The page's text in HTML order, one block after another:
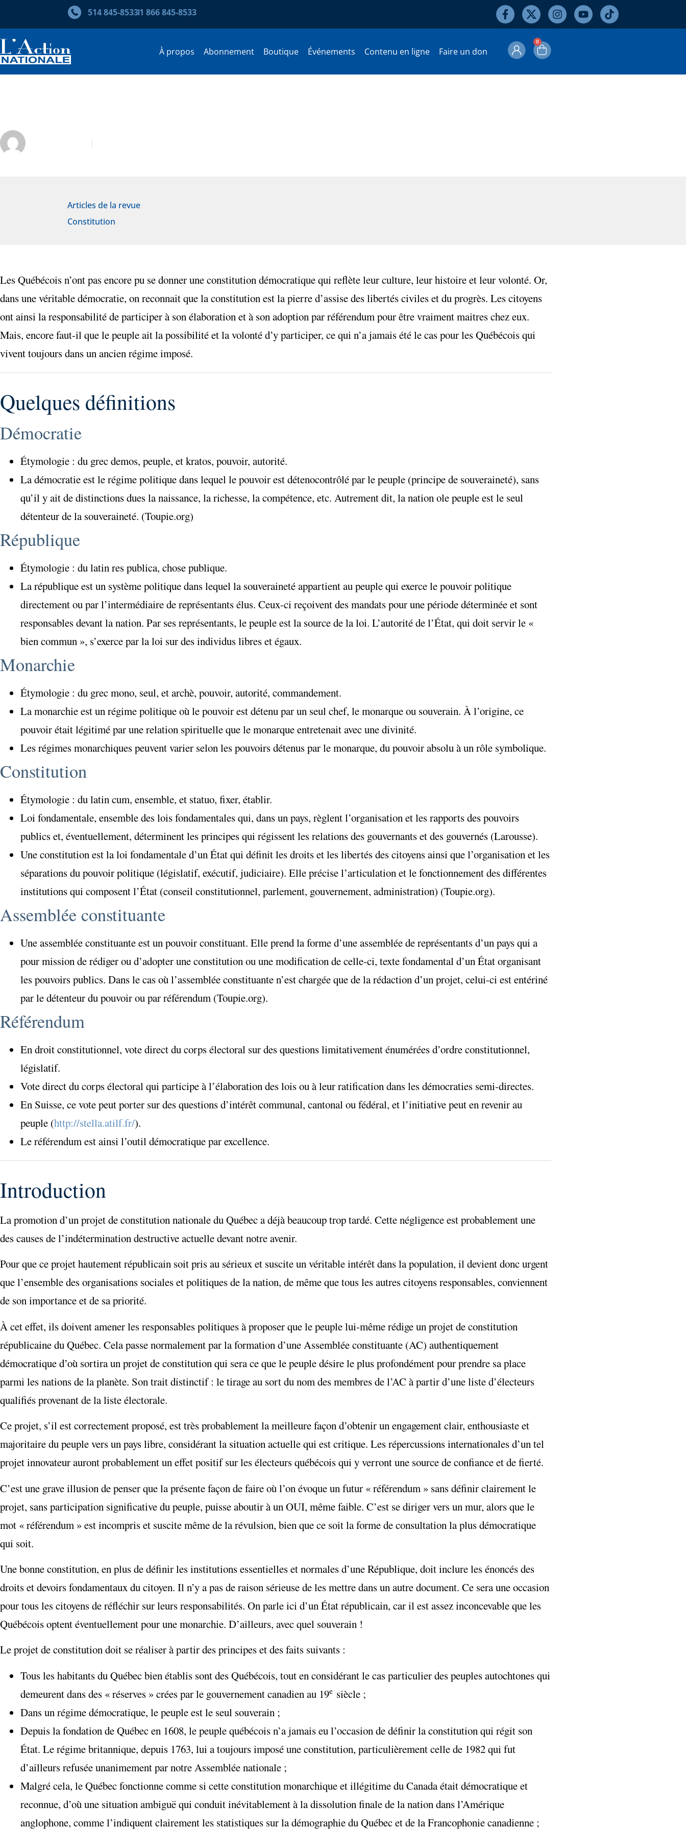
514 845‑85331 866 845‑8533
À propos Abonnement Boutique Événements Contenu en ligne Faire un don
0
Articles de la revue
Constitution
Les Québécois n’ont pas encore pu se donner une constitution démocratique qui reflète leur culture, leur histoire et leur volonté. Or,
dans une véritable démocratie, on reconnait que la constitution est la pierre d’assise des libertés civiles et du progrès. Les citoyens
ont ainsi la responsabilité de participer à son élaboration et à son adoption par référendum pour être vraiment maitres chez eux.
Mais, encore faut-il que le peuple ait la possibilité et la volonté d’y participer, ce qui n’a jamais été le cas pour les Québécois qui
vivent toujours dans un ancien régime imposé.
Quelques définitions
Démocratie
Étymologie : du grec demos, peuple, et kratos, pouvoir, autorité.
La démocratie est le régime politique dans lequel le pouvoir est détenocontrôlé par le peuple (principe de souveraineté), sans
qu’il y ait de distinctions dues la naissance, la richesse, la compétence, etc. Autrement dit, la nation ole peuple est le seul
détenteur de la souveraineté. (Toupie.org)
République
Étymologie : du latin res publica, chose publique.
La république est un système politique dans lequel la souveraineté appartient au peuple qui exerce le pouvoir politique
directement ou par l’intermédiaire de représentants élus. Ceux-ci reçoivent des mandats pour une période déterminée et sont
responsables devant la nation. Par ses représentants, le peuple est la source de la loi. L’autorité de l’État, qui doit servir le «
bien commun », s’exerce par la loi sur des individus libres et égaux.
Monarchie
Étymologie : du grec mono, seul, et archè, pouvoir, autorité, commandement.
La monarchie est un régime politique où le pouvoir est détenu par un seul chef, le monarque ou souverain. À l’origine, ce
pouvoir était légitimé par une relation spirituelle que le monarque entretenait avec une divinité.
Les régimes monarchiques peuvent varier selon les pouvoirs détenus par le monarque, du pouvoir absolu à un rôle symbolique.
Constitution
Étymologie : du latin cum, ensemble, et statuo, fixer, établir.
Loi fondamentale, ensemble des lois fondamentales qui, dans un pays, règlent l’organisation et les rapports des pouvoirs
publics et, éventuellement, déterminent les principes qui régissent les relations des gouvernants et des gouvernés (Larousse).
Une constitution est la loi fondamentale d’un État qui définit les droits et les libertés des citoyens ainsi que l’organisation et les
séparations du pouvoir politique (législatif, exécutif, judiciaire). Elle précise l’articulation et le fonctionnement des différentes
institutions qui composent l’État (conseil constitutionnel, parlement, gouvernement, administration) (Toupie.org).
Assemblée constituante
Une assemblée constituante est un pouvoir constituant. Elle prend la forme d’une assemblée de représentants d’un pays qui a
pour mission de rédiger ou d’adopter une constitution ou une modification de celle-ci, texte fondamental d’un État organisant
les pouvoirs publics. Dans le cas où l’assemblée constituante n’est chargée que de la rédaction d’un projet, celui-ci est entériné
par le détenteur du pouvoir ou par référendum (Toupie.org).
Référendum
En droit constitutionnel, vote direct du corps électoral sur des questions limitativement énumérées d’ordre constitutionnel,
législatif.
Vote direct du corps électoral qui participe à l’élaboration des lois ou à leur ratification dans les démocraties semi-directes.
En Suisse, ce vote peut porter sur des questions d’intérêt communal, cantonal ou fédéral, et l’initiative peut en revenir au
peuple (http://stella.atilf.fr/).
Le référendum est ainsi l’outil démocratique par excellence.
Introduction
La promotion d’un projet de constitution nationale du Québec a déjà beaucoup trop tardé. Cette négligence est probablement une
des causes de l’indétermination destructive actuelle devant notre avenir.
Pour que ce projet hautement républicain soit pris au sérieux et suscite un véritable intérêt dans la population, il devient donc urgent
que l’ensemble des organisations sociales et politiques de la nation, de même que tous les autres citoyens responsables, conviennent
de son importance et de sa priorité.
À cet effet, ils doivent amener les responsables politiques à proposer que le peuple lui-même rédige un projet de constitution
républicaine du Québec. Cela passe normalement par la formation d’une Assemblée constituante (AC) authentiquement
démocratique d’où sortira un projet de constitution qui sera ce que le peuple désire le plus profondément pour prendre sa place
parmi les nations de la planète. Son trait distinctif : le tirage au sort du nom des membres de l’AC à partir d’une liste d’électeurs
qualifiés provenant de la liste électorale.
Ce projet, s’il est correctement proposé, est très probablement la meilleure façon d’obtenir un engagement clair, enthousiaste et
majoritaire du peuple vers un pays libre, considérant la situation actuelle qui est critique. Les répercussions internationales d’un tel
projet innovateur auront probablement un effet positif sur les électeurs québécois qui y verront une source de confiance et de fierté.
C’est une grave illusion de penser que la présente façon de faire où l’on évoque un futur « référendum » sans définir clairement le
projet, sans participation significative du peuple, puisse aboutir à un OUI, même faible. C’est se diriger vers un mur, alors que le
mot « référendum » est incompris et suscite même de la révulsion, bien que ce soit la forme de consultation la plus démocratique
qui soit.
Une bonne constitution, en plus de définir les institutions essentielles et normales d’une République, doit inclure les énoncés des
droits et devoirs fondamentaux du citoyen. Il n’y a pas de raison sérieuse de les mettre dans un autre document. Ce sera une occasion
pour tous les citoyens de réfléchir sur leurs responsabilités. On parle ici d’un État républicain, car il est assez inconcevable que les
Québécois optent éventuellement pour une monarchie. D’ailleurs, avec quel souverain !
Le projet de constitution doit se réaliser à partir des principes et des faits suivants :
Tous les habitants du Québec bien établis sont des Québécois, tout en considérant le cas particulier des peuples autochtones qui
demeurent dans des « réserves » crées par le gouvernement canadien au 19e siècle ;
Dans un régime démocratique, le peuple est le seul souverain ;
Depuis la fondation de Québec en 1608, le peuple québécois n’a jamais eu l’occasion de définir la constitution qui régit son
État. Le régime britannique, depuis 1763, lui a toujours imposé une constitution, particulièrement celle de 1982 qui fut
d’ailleurs refusée unanimement par notre Assemblée nationale ;
Malgré cela, le Québec fonctionne comme si cette constitution monarchique et illégitime du Canada était démocratique et
reconnue, d’où une situation ambiguë qui conduit inévitablement à la dissolution finale de la nation dans l’Amérique
anglophone, comme l’indiquent clairement les statistiques sur la démographie du Québec et de la Francophonie canadienne ;